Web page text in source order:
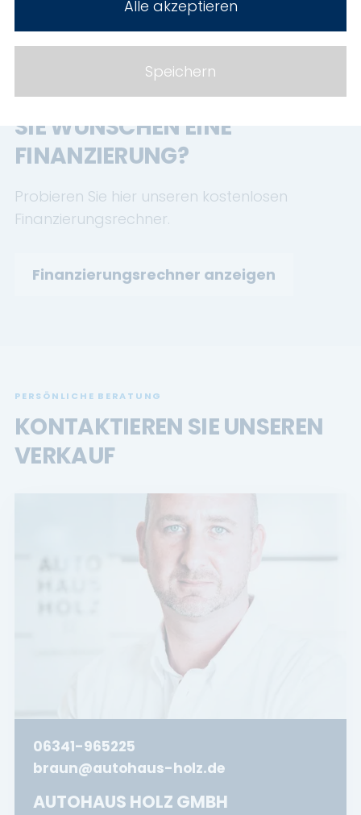
FINANZIERUNG
SIE WÜNSCHEN EINE
FINANZIERUNG?
Probieren Sie hier unseren kostenlosen
Finanzierungsrechner.
Finanzierungsrechner anzeigen
PERSÖNLICHE BERATUNG
KONTAKTIEREN SIE UNSEREN
VERKAUF
06341-965225
braun@autohaus-holz.de
AUTOHAUS HOLZ GMBH
Alle akzeptieren
Speichern